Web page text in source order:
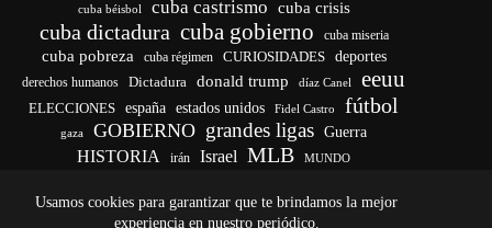
Usamos cookies para garantizar que te brindamos la mejor
experiencia en nuestro periódico.
cuba béisbol cuba castrismo cuba crisis
cuba dictadura cuba gobierno cuba miseria
cuba pobreza cuba régimen CURIOSIDADES deportes
derechos humanos Dictadura donald trump díaz Canel eeuu
ELECCIONES españa estados unidos Fidel Castro fútbol
gaza GOBIERNO grandes ligas Guerra
HISTORIA irán Israel MLB MUNDO
Rusia
régimen cubano Trump Ucrania venezuela vida yankees